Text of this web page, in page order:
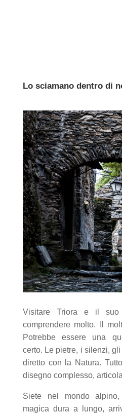
Lo sciamano dentro di
Visitare Triora e il suo
comprendere molto. Il
Potrebbe essere una
certo. Le pietre, i silenzi,
diretto con la Natura.
disegno complesso,
Siete nel mondo
magica dura a lungo,